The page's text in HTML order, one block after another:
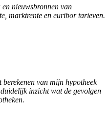
nieuwsbronnen van
marktrente en euribor tarieven.
van mijn hypotheek
inzicht wat de gevolgen